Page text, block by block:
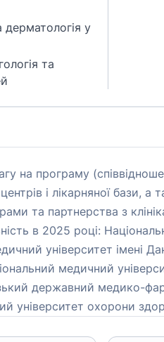
дерматологія у
та
на програму
і лікарняної бази,
та партнерства з
в 2025 році:
університет імені
медичний
державний медико-
охорони